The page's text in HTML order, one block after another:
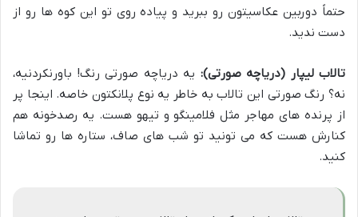
حتماً دوربین عکاسیتون رو ببرید و پیاده روی تو این کوه ها رو از
دست ندید.
تالاب لیپار (دریاچه صورتی): یه دریاچه صورتی رنگ! باورنکردنیه،
نه؟ رنگ صورتی این تالاب به خاطر یه نوع پلانکتون خاصه. اینجا پر
از پرنده های مهاجر مثل فلامینگو و تیهو هست. یه رصدخونه هم
کنارش هست که می تونید تو شب های صاف، ستاره ها رو تماشا
کنید.